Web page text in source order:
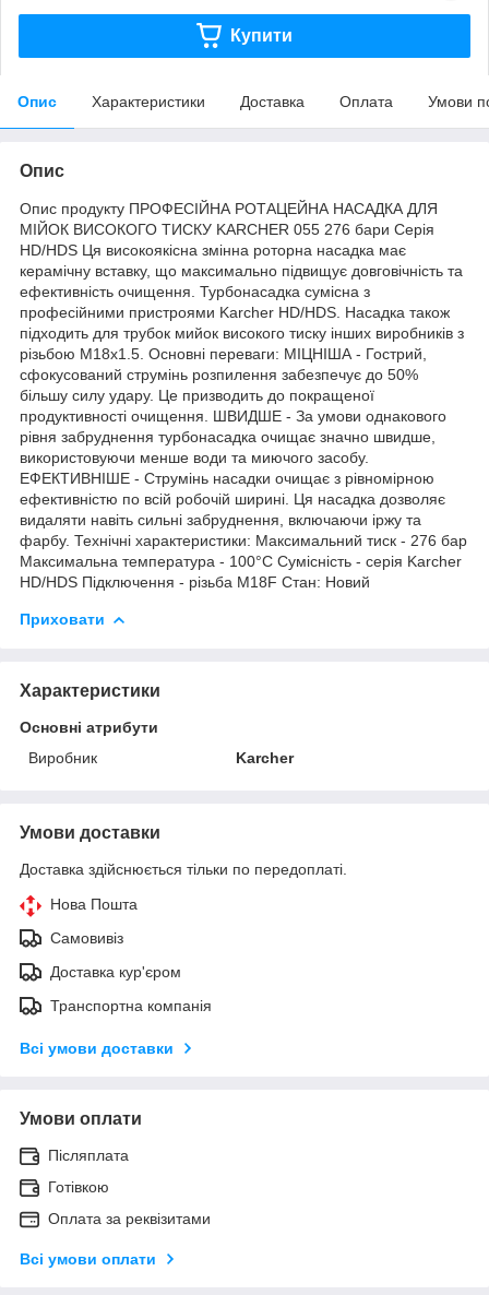
Купити
Опис Характеристики Доставка Оплата Умови
Опис
Опис продукту ПРОФЕСІЙНА РОТАЦЕЙНА НАСАДКА ДЛЯ
МІЙОК ВИСОКОГО ТИСКУ KARCHER 055 276 бари Серія
HD/HDS Ця високоякісна змінна роторна насадка має
керамічну вставку, що максимально підвищує довговічність та
ефективність очищення. Турбонасадка сумісна з
професійними пристроями Karcher HD/HDS. Насадка також
підходить для трубок мийок високого тиску інших виробників з
різьбою M18x1.5. Основні переваги: МІЦНІША - Гострий,
сфокусований струмінь розпилення забезпечує до 50%
більшу силу удару. Це призводить до покращеної
продуктивності очищення. ШВИДШЕ - За умови однакового
рівня забруднення турбонасадка очищає значно швидше,
використовуючи менше води та миючого засобу.
ЕФЕКТИВНІШЕ - Струмінь насадки очищає з рівномірною
ефективністю по всій робочій ширині. Ця насадка дозволяє
видаляти навіть сильні забруднення, включаючи іржу та
фарбу. Технічні характеристики: Максимальний тиск - 276 бар
Максимальна температура - 100°C Сумісність - серія Karcher
HD/HDS Підключення - різьба M18F Стан: Новий
Приховати
Характеристики
Основні атрибути
Виробник
Karcher
Умови доставки
Доставка здійснюється тільки по передоплаті.
Нова Пошта
Самовивіз
Доставка кур'єром
Транспортна компанія
Всі умови доставки
Умови оплати
Післяплата
Готівкою
Оплата за реквізитами
Всі умови оплати